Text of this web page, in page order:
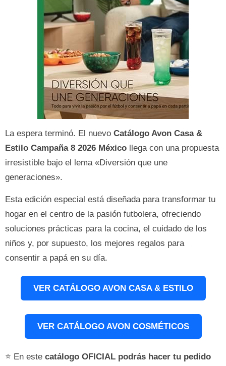
La espera terminó. El nuevo Catálogo Avon Casa &
Estilo Campaña 8 2026 México llega con una propuesta
irresistible bajo el lema «Diversión que une
generaciones».
Esta edición especial está diseñada para transformar tu
hogar en el centro de la pasión futbolera, ofreciendo
soluciones prácticas para la cocina, el cuidado de los
niños y, por supuesto, los mejores regalos para
consentir a papá en su día.
VER CATÁLOGO AVON CASA & ESTILO
VER CATÁLOGO AVON COSMÉTICOS
⭐ En este catálogo OFICIAL podrás hacer tu pedido